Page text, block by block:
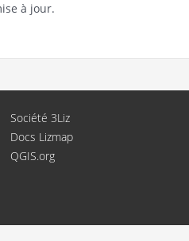
à jour.
Société 3Liz
Docs Lizmap
QGIS.org